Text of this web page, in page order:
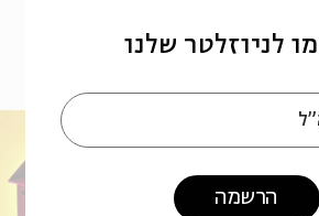
לניוזלטר שלנו
הרשמה